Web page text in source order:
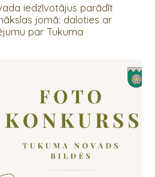
iedzīvotājus parādīt
jomā: daloties ar
par Tukuma